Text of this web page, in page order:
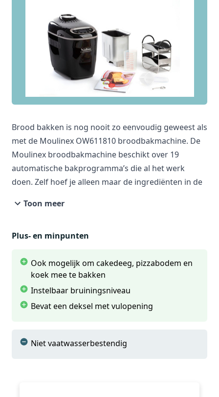
Brood bakken is nog nooit zo eenvoudig geweest als
met de Moulinex OW611810 broodbakmachine. De
Moulinex broodbakmachine beschikt over 19
automatische bakprogramma’s die al het werk
doen. Zelf hoef je alleen maar de ingrediënten in de
Is het programma afgelopen? De warmhoudfunctie
blijft.
gemaakt, is kunststof. Het uitneembare bakblik is
gemaakt van PTFE. Met de broodbakmachine van
Moulinex bak je broden tot 1,5 kilo.
Toon meer
Plus- en minpunten
Ook mogelijk om cakedeeg, pizzabodem en
koek mee te bakken
Instelbaar bruiningsniveau
Bevat een deksel met vulopening
Niet vaatwasserbestendig